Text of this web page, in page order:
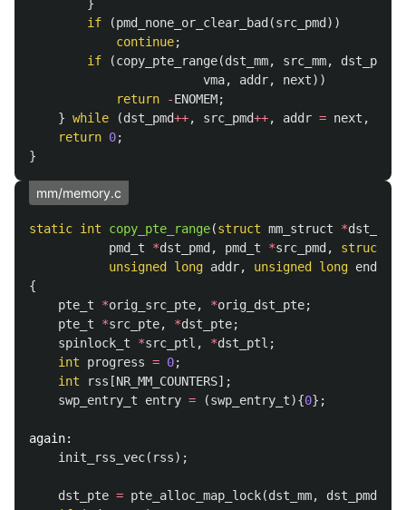
}
if
(pmd_none_or_clear_bad (src_pmd ))
continue;
if
(copy_pte_range(dst_mm, src_mm, dst_pmd
vma, addr, next))
return
-ENOMEM;
} while (dst_pmd++, src_pmd++, addr = next ,
return 0;
}
mm/memory.c
static int copy_pte_range(struct mm_struct *dst_mm
pmd_t
*dst_pmd , pmd_t *src_pmd , struct
unsigned
long addr, unsigned long end
{
pte_t
*orig_src_pte, *orig_dst_pte;
pte_t
*src_pte, *dst_pte;
spinlock_t
*src_ptl , *dst_ptl ;
int
progress = 0;
int
rss [NR_MM_COUNTERS];
swp_entry_t
entry = (swp_entry_t){0};
again:
init_rss_vec( rss);
dst_pte = pte_alloc_map_lock(dst_mm, dst_pmd